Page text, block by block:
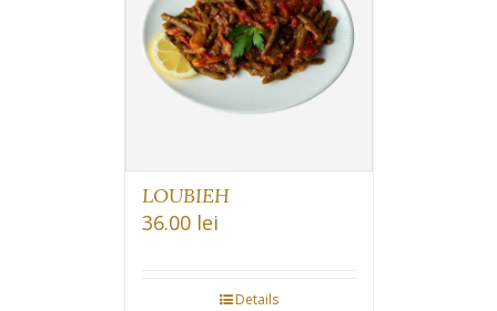
LOUBIEH
36.00 lei
Details